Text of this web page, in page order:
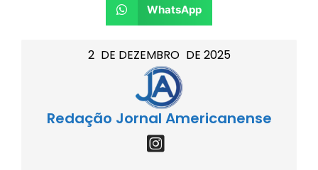
2 DE DEZEMBRO DE 2025
Redação Jornal Americanense
WhatsApp